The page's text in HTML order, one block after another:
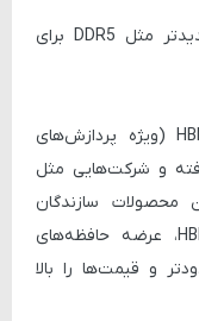
مثل DDR5 برای
(ویژه پردازش‌های
و شرکت‌هایی مثل
محصولات سازندگان
حافظه هستند. این تمرکز روی HBM، عرضه حافظه‌های
و قیمت‌ها را بالا